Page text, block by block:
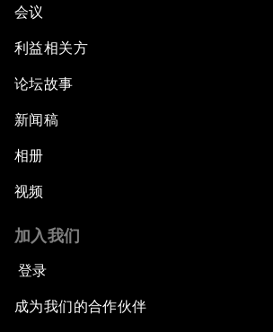
会议
利益相关方
论坛故事
新闻稿
相册
视频
加入我们
登录
成为我们的合作伙伴